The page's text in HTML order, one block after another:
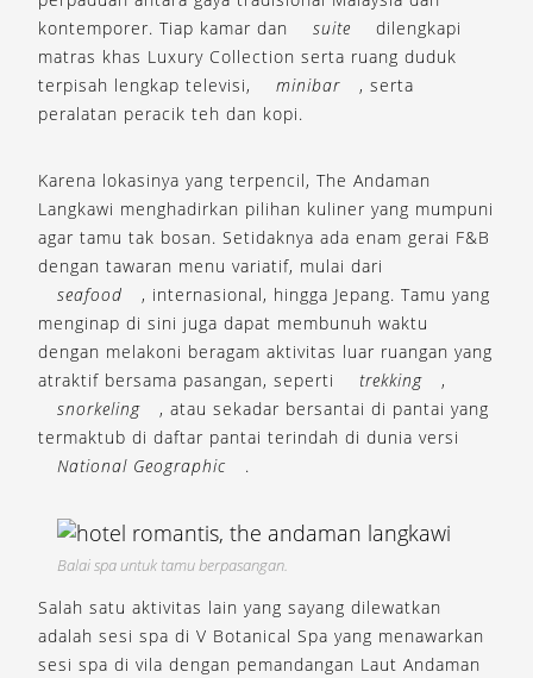
kontemporer. Tiap kamar dan
suite
dilengkapi
matras khas Luxury Collection serta ruang duduk
terpisah lengkap televisi,
minibar
, serta
peralatan peracik teh dan kopi.
Karena lokasinya yang terpencil, The Andaman
Langkawi menghadirkan pilihan kuliner yang mumpuni
agar tamu tak bosan. Setidaknya ada enam gerai F&B
dengan tawaran menu variatif, mulai dari
seafood
, internasional, hingga Jepang. Tamu yang
menginap di sini juga dapat membunuh waktu
dengan melakoni beragam aktivitas luar ruangan yang
atraktif bersama pasangan, seperti
trekking
,
snorkeling
, atau sekadar bersantai di pantai yang
termaktub di daftar pantai terindah di dunia versi
National Geographic
.
Balai spa untuk tamu berpasangan.
Salah satu aktivitas lain yang sayang dilewatkan
adalah sesi spa di V Botanical Spa yang menawarkan
sesi spa di vila dengan pemandangan Laut Andaman